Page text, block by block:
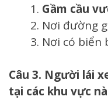
Gầm cầu
Nơi đường
Nơi có biển
Câu 3. Người lái
tại các khu vực